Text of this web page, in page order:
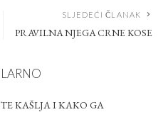
SLJEDEĆI ČLANAK
PRAVILNA NJEGA CRNE KOSE
KAŠLJA I KAKO GA